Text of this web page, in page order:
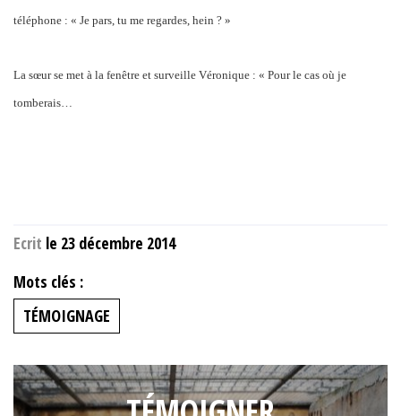
téléphone : « Je pars, tu me regardes, hein ? »
La sœur se met à la fenêtre et surveille Véronique : « Pour le cas où je
tomberais…
Ecrit le 23 décembre 2014
Mots clés :
TÉMOIGNAGE